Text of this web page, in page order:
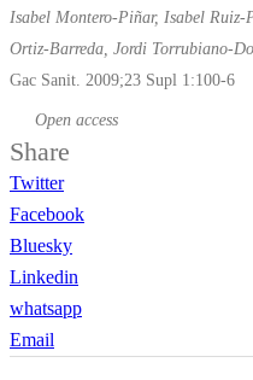
Isabel Montero-Piñar, Isabel Ruiz-
Ortiz-Barreda, Jordi Torrubiano-
Gac Sanit. 2009;23 Supl 1:100-6
Open access
Share
Twitter
Facebook
Bluesky
Linkedin
whatsapp
Email